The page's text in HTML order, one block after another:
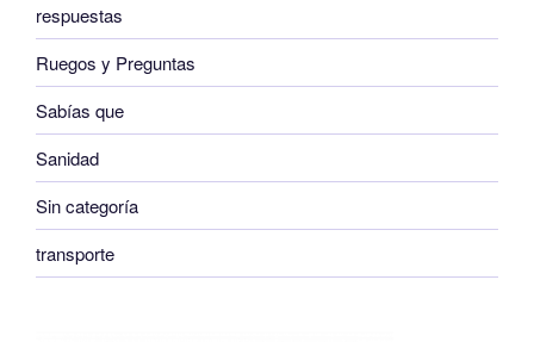
respuestas
Ruegos y Preguntas
Sabías que
Sanidad
Sin categoría
transporte